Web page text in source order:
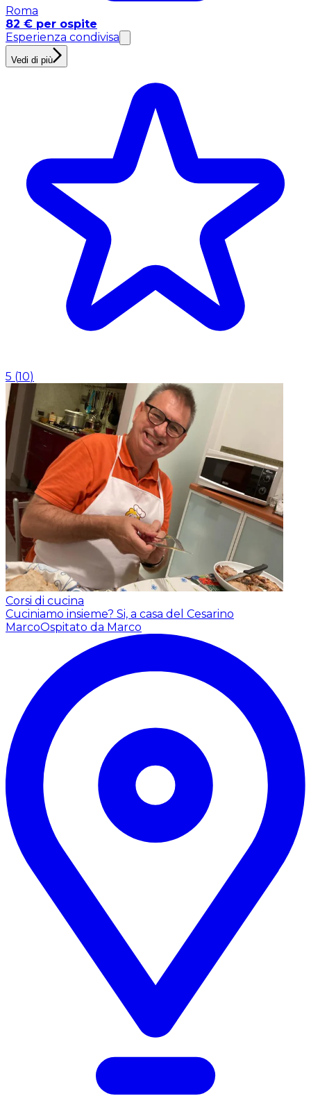
Roma
82 € per ospite
Esperienza condivisa
Vedi di più
5 (10)
Corsi di cucina
Cuciniamo insieme? Si, a casa del Cesarino
MarcoOspitato da Marco